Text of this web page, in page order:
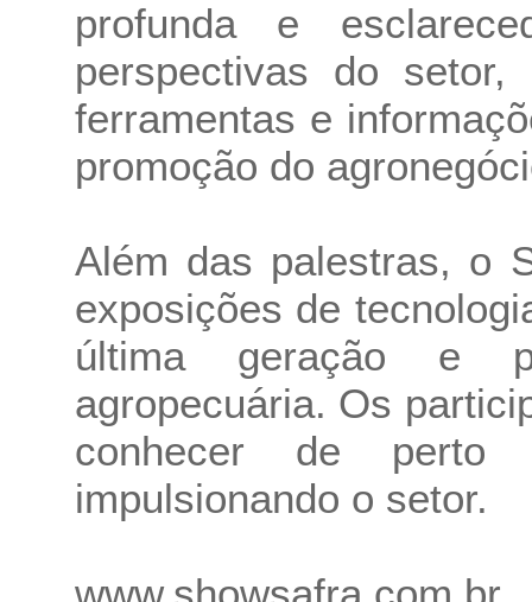
profunda e
perspectivas do setor,
ferramentas e
promoção do
Além das palestras, o
exposições de
última geração e
agropecuária. Os
conhecer de perto
impulsionando o setor.